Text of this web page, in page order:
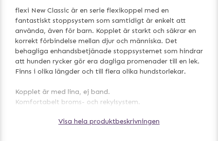
flexi New Classic är en serie flexikoppel med en
fantastiskt stoppsystem som samtidigt är enkelt att
använda, även för barn. Kopplet är starkt och säkrar en
korrekt förbindelse mellan djur och människa. Det
behagliga enhandsbetjänade stoppsystemet som hindrar
att hunden rycker gör era dagliga promenader till en lek.
Finns i olika längder och till flera olika hundstorlekar.
Kopplet är med lina, ej band.
Komfortabelt broms- och rekylsystem.
Finns i olika färger.Visa hela produktbeskrivningen